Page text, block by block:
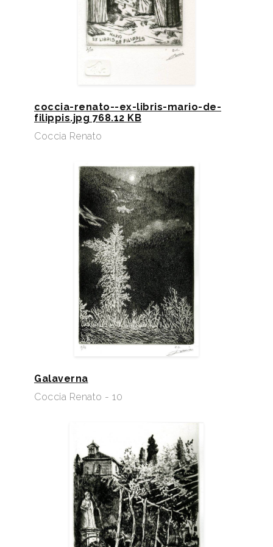
coccia-renato--ex-libris-mario-de-
filippis.jpg 768.12 KB
Coccia Renato
Galaverna
Coccia Renato - 10